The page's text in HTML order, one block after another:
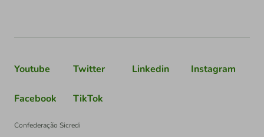
Youtube Twitter Linkedin Instagram
Facebook TikTok
Confederação Sicredi